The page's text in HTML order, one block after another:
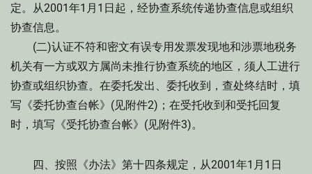
定。从2001年1月1日起，经协查系统传递协查信息或组织
协查信息。
(二)认证不符和密文有误专用发票发现地和涉票地税务
机关有一方或双方属尚未推行协查系统的地区，须人工进行
协查或组织协查。在委托发出、委托收到，查处终结时，填
写《委托协查台帐》(见附件2)；在受托收到和受托回复
时，填写《受托协查台帐》(见附件3)。
四、按照《办法》第十四条规定，从2001年1月1日